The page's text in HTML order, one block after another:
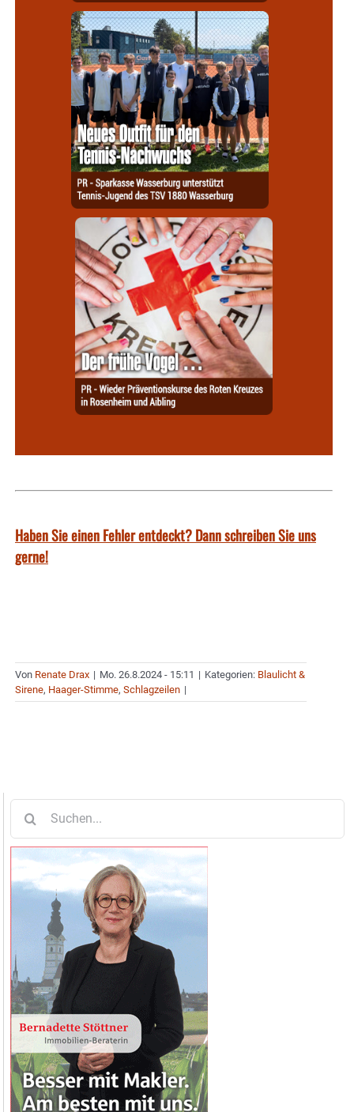
Haben Sie einen Fehler entdeckt? Dann schreiben Sie uns
gerne!
Von Renate Drax | Mo. 26.8.2024 - 15:11 | Kategorien: Blaulicht &
Sirene, Haager-Stimme, Schlagzeilen |
nach: